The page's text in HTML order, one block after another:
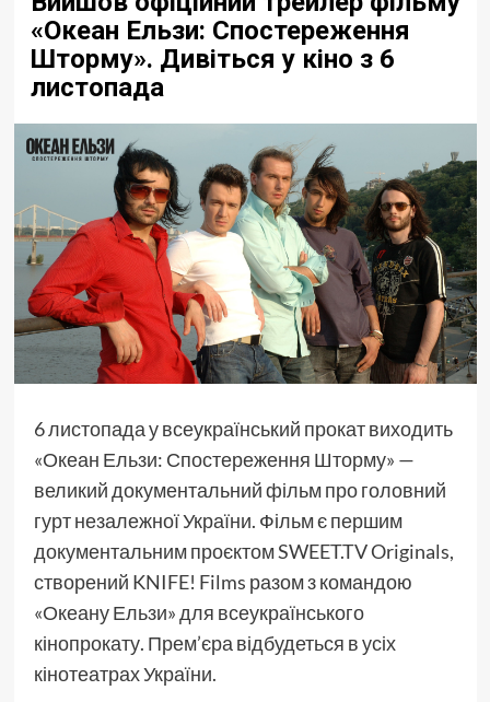
«Океан Ельзи: Спостереження
Шторму». Дивіться у кіно з 6
листопада
6 листопада у всеукраїнський прокат виходить
«Океан Ельзи: Спостереження Шторму» —
великий документальний фільм про головний
гурт незалежної України. Фільм є першим
документальним проєктом SWEET.TV Originals,
створений KNIFE! Films разом з командою
«Океану Ельзи» для всеукраїнського
кінопрокату. Прем’єра відбудеться в усіх
кінотеатрах України.